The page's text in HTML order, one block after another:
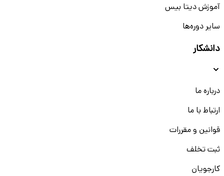
آموزش دیتا بیس
سایر دوره‌ها
دانشکار
درباره ما
ارتباط با ما
قوانین و مقررات
ثبت تخلف
کارجویان